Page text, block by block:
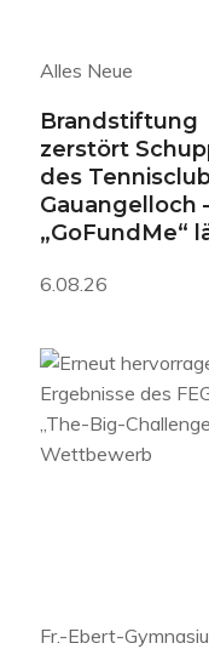
Alles Neue
Brandstiftung
zerstört
des
Gauangelloch
„GoFundMe“
6.08.26
Fr.-Ebert-